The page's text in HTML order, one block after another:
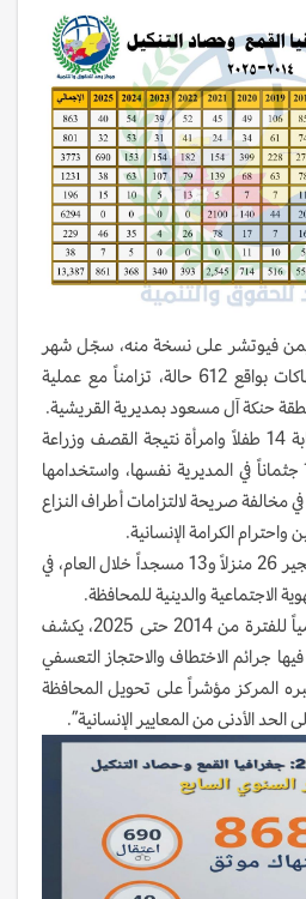
فيوتشر على نسخة منه، سجّل شهر
يناير النسبة الأعلى من الانتهاكات بواقع 612 حالة، تزامناً مع عملية
حنكة آل مسعود بمديرية القريشية.
كما رصد المركز مقتل وإصابة 14 طفلاً وامرأة نتيجة القصف وزراعة
الألغام، إضافة إلى احتجاز 16 جثماناً في المديرية نفسها، واستخدامها
مخالفة صريحة لالتزامات أطراف النزاع
واحترام الكرامة الإنسانية.
وأشار التقرير إلى تضرر أو تفجير 26 منزلاً و13 مسجداً خلال العام، في
الاجتماعية والدينية للمحافظة.
وتضمّن التقرير مؤشراً تراكمياً للفترة من 2014 حتى 2025، يكشف
فيها جرائم الاختطاف والاحتجاز التعسفي
اعتبره المركز مؤشراً على تحويل المحافظة
الحد الأدنى من المعايير الإنسانية”.